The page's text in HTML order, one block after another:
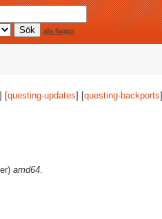
alla flaggor
] [questing-updates] [questing-backports]
amd64.